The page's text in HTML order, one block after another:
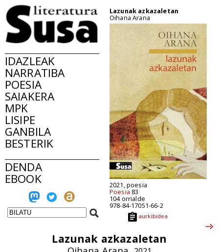
IDAZLEAK
NARRATIBA
POESIA
SAIAKERA
MPK
LISIPE
GANBILA
BESTERIK
DENDA
EBOOK
Lazunak azkazaletan
Oihana Arana
2021, poesia
Poesia 83
104 orrialde
978-84-17051-66-2
aurkibidea
Lazunak azkazaletan